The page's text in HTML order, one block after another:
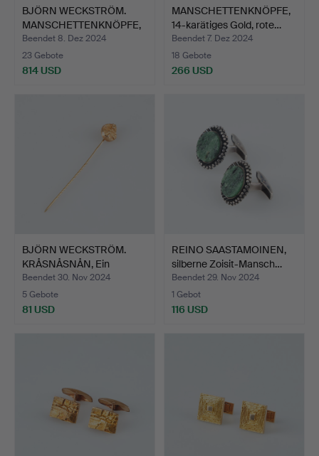
BJÖRN WECKSTRÖM.
MANSCHETTENKNÖPFE,
Trollw…
Beendet 8. Dez 2024
23 Gebote
814 USD
MANSCHETTENKNÖPFE,
14-karätiges Gold, rote…
Beendet 7. Dez 2024
18 Gebote
266 USD
BJÖRN WECKSTRÖM.
KRÅSNÅSNÅN, Ein
magisches…
Beendet 30. Nov 2024
5 Gebote
81 USD
REINO SAASTAMOINEN,
silberne Zoisit-Mansch…
Beendet 29. Nov 2024
1 Gebot
116 USD